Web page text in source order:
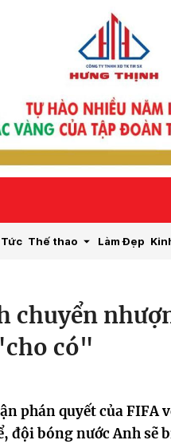
Thế thao Làm Đẹp
chuyển
có"
phán quyết của FIFA
đội bóng nước Anh sẽ